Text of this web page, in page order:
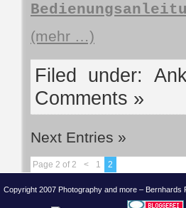
(mehr …)
Filed under:
Comments »
Next Entries »
Page 2 of 2 < 1 2
Copyright 2007 Photography and more –